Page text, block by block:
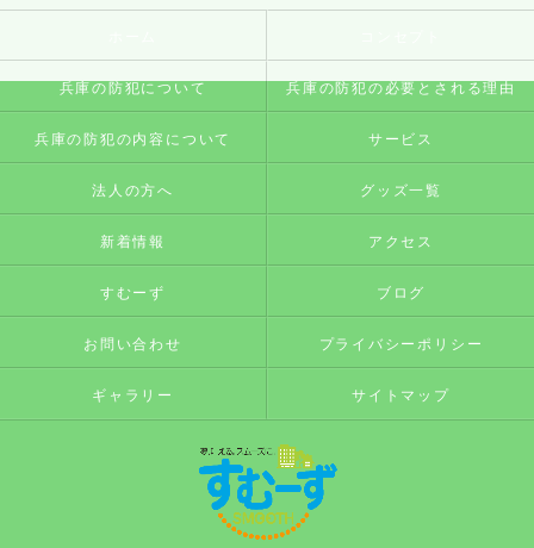
兵庫の防犯について 兵庫の防犯の必要とされる理由
兵庫の防犯の内容について サービス
法人の方へ グッズ一覧
新着情報 アクセス
すむーず ブログ
お問い合わせ プライバシーポリシー
ギャラリー サイトマップ